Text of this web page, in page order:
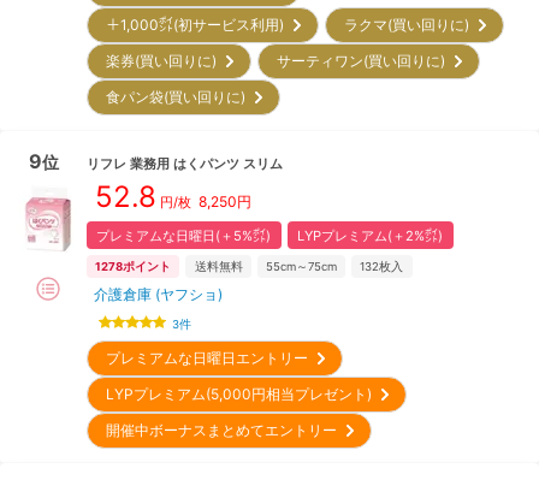
＋1,000㌽(初サービス利用)
ラクマ(買い回りに)
楽券(買い回りに)
サーティワン(買い回りに)
食パン袋(買い回りに)
9位 リフレ 業務用 はくパンツ スリム
52.8 円/枚 8,250円
プレミアムな日曜日(＋5%㌽) LYPプレミアム(＋2%㌽)
1278ポイント 送料無料 55cm～75cm 132枚入
介護倉庫 (ヤフショ)
3件
プレミアムな日曜日エントリー
LYPプレミアム(5,000円相当プレゼント)
開催中ボーナスまとめてエントリー